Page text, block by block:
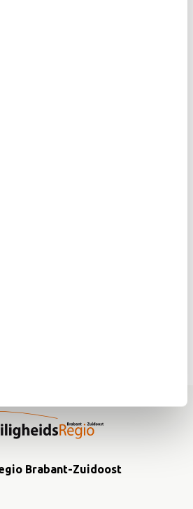
Brabant-Zuidoost